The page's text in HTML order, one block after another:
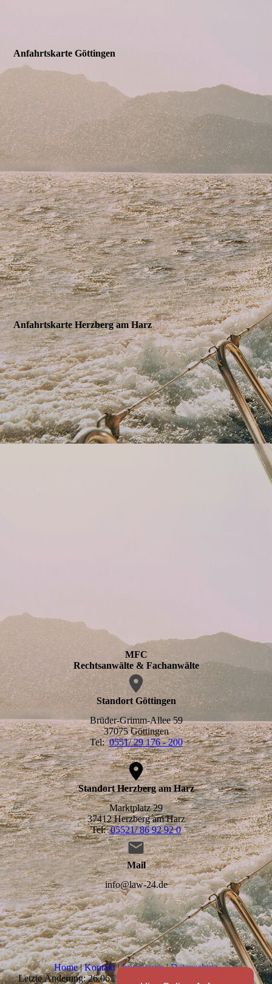
Anfahrtskarte Göttingen
Anfahrtskarte Herzberg am Harz
MFC
Rechtsanwälte & Fachanwälte
Standort Göttingen
Brüder-Grimm-Allee 59
37075 Göttingen
Tel:0551/ 29 176 - 200
Standort Herzberg am Harz
Marktplatz 29
37412 Herzberg am Harz
Tel:05521/ 86 92 92 0
Mail
info@law-24.de
Home|Kontakt|Impressum|Datenschutz
Letzte Änderung: 26.06.2025 © 2025 MFC Rechtsanwälte &